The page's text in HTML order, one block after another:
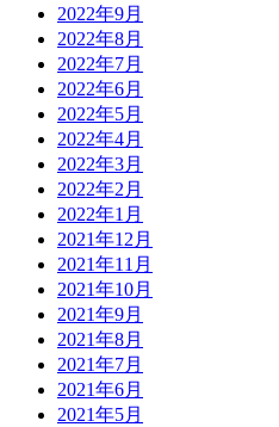
2022年9月
2022年8月
2022年7月
2022年6月
2022年5月
2022年4月
2022年3月
2022年2月
2022年1月
2021年12月
2021年11月
2021年10月
2021年9月
2021年8月
2021年7月
2021年6月
2021年5月